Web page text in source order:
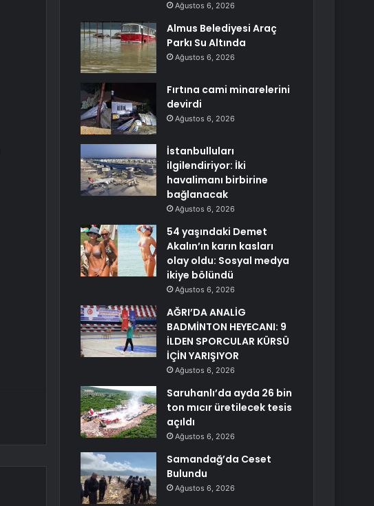
Ağustos 6, 2026
Almus Belediyesi Araç
Parkı Su Altında
Ağustos 6, 2026
Fırtına cami minarelerini
devirdi
Ağustos 6, 2026
İstanbulluları
ilgilendiriyor: İki
havalimanı birbirine
bağlanacak
Ağustos 6, 2026
54 yaşındaki Demet
Akalın’ın karın kasları
olay oldu: Sosyal medya
ikiye bölündü
Ağustos 6, 2026
AĞRI’DA ANALİG
BADMİNTON HEYECANI: 9
İLDEN SPORCULAR KÜRSÜ
İÇİN YARIŞIYOR
Ağustos 6, 2026
Saruhanlı’da ayda 26 bin
ton mıcır üretilecek tesis
açıldı
Ağustos 6, 2026
Samandağ’da Ceset
Bulundu
Ağustos 6, 2026